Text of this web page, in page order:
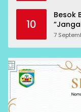
10
Besok
7